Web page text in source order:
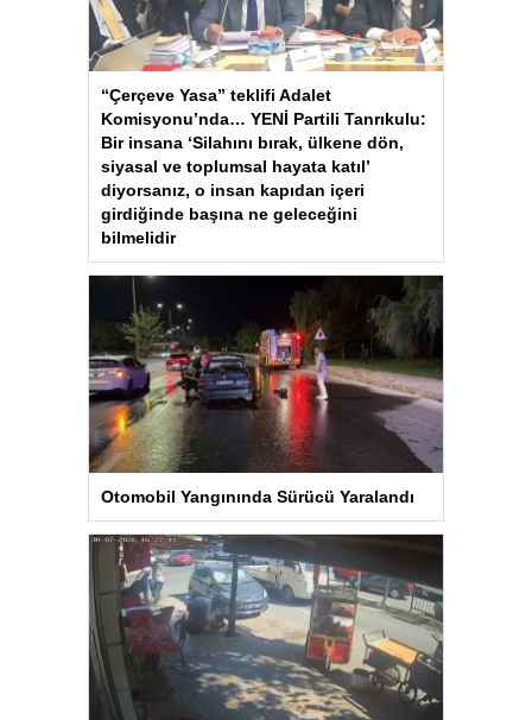
“Çerçeve Yasa” teklifi Adalet
Komisyonu’nda… YENİ Partili Tanrıkulu:
Bir insana ‘Silahını bırak, ülkene dön,
siyasal ve toplumsal hayata katıl’
diyorsanız, o insan kapıdan içeri
girdiğinde başına ne geleceğini
bilmelidir
Otomobil Yangınında Sürücü Yaralandı